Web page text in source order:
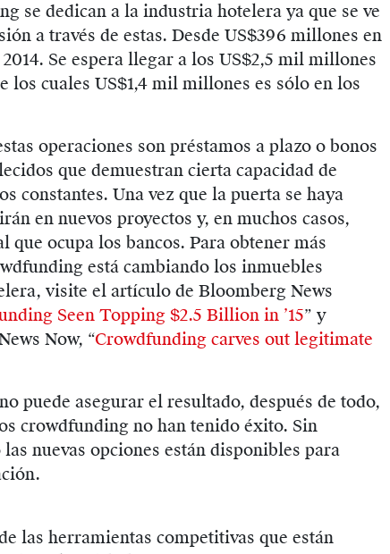
se dedican a la industria hotelera ya que se ve
a través de estas. Desde US$396 millones en
Se espera llegar a los US$2,5 mil millones
los cuales US$1,4 mil millones es sólo en los
operaciones son préstamos a plazo o bonos
que demuestran cierta capacidad de
constantes. Una vez que la puerta se haya
en nuevos proyectos y, en muchos casos,
que ocupa los bancos. Para obtener más
está cambiando los inmuebles
visite el artículo de Bloomberg News
Seen Topping $2.5 Billion in ’15” y
Now, “Crowdfunding carves out legitimate
puede asegurar el resultado, después de todo,
crowdfunding no han tenido éxito. Sin
nuevas opciones están disponibles para
las herramientas competitivas que están